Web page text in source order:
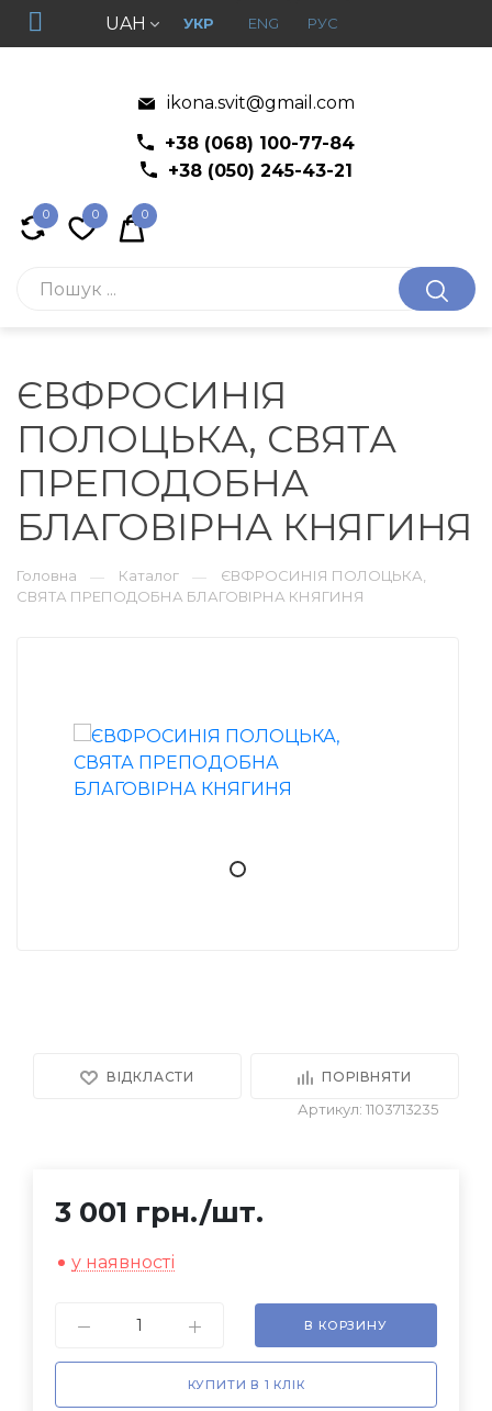
UAH УКР ENG РУС
ikona.svit@gmail.com
+38 (068) 100-77-84
+38 (050) 245-43-21
0 0 0
ЄВФРОСИНІЯ
ПОЛОЦЬКА, СВЯТА
ПРЕПОДОБНА
БЛАГОВІРНА КНЯГИНЯ
Головна — Каталог —
ЄВФРОСИНІЯ ПОЛОЦЬКА,
СВЯТА ПРЕПОДОБНА БЛАГОВІРНА КНЯГИНЯ
ВІДКЛАСТИ ПОРІВНЯТИ
Артикул: 1103713235
3 001 грн./шт.
у наявності
В КОРЗИНУ
КУПИТИ В 1 КЛІК